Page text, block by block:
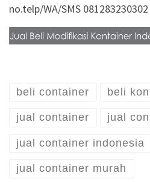
no.telp/WA/SMS 081283230302
beli container beli
jual container jual
jual container indonesia
jual container murah